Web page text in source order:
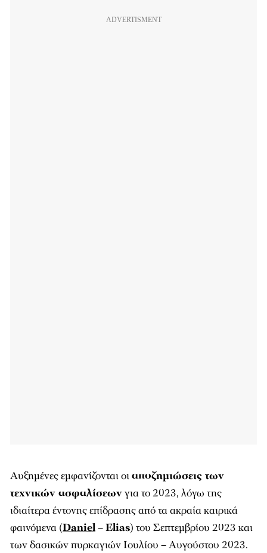
Αυξημένες εμφανίζονται οιαποζημιώσεις των
τεχνικών ασφαλίσεωνγια το 2023, λόγω της
ιδιαίτερα έντονης επίδρασης από τα ακραία καιρικά
φαινόμενα (Daniel–Elias) του Σεπτεμβρίου 2023 και
των δασικών πυρκαγιών Ιουλίου – Αυγούστου 2023.